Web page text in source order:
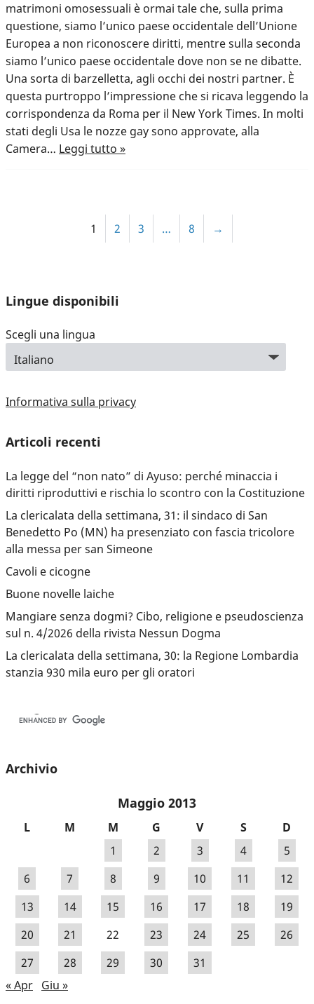
matrimoni omosessuali è ormai tale che, sulla prima
questione, siamo l’unico paese occidentale dell’Unione
Europea a non riconoscere diritti, mentre sulla seconda
siamo l’unico paese occidentale dove non se ne dibatte.
Una sorta di barzelletta, agli occhi dei nostri partner. È
questa purtroppo l’impressione che si ricava leggendo la
corrispondenza da Roma per il New York Times. In molti
stati degli Usa le nozze gay sono approvate, alla
Camera… Leggi tutto »
1 2 3 … 8 →
Lingue disponibili
Scegli una lingua
Informativa sulla privacy
Articoli recenti
La legge del “non nato” di Ayuso: perché minaccia i
diritti riproduttivi e rischia lo scontro con la Costituzione
La clericalata della settimana, 31: il sindaco di San
Benedetto Po (MN) ha presenziato con fascia tricolore
alla messa per san Simeone
Cavoli e cicogne
Buone novelle laiche
Mangiare senza dogmi? Cibo, religione e pseudoscienza
sul n. 4/2026 della rivista Nessun Dogma
La clericalata della settimana, 30: la Regione Lombardia
stanzia 930 mila euro per gli oratori
Archivio
Maggio 2013
L M M G V S
D
1
2 3 4
5
6
7 8 9 10 11
12
13
14 15 16 17 18
19
20
21 22 23 24 25
26
27
28 29 30
31
« Apr Giu »